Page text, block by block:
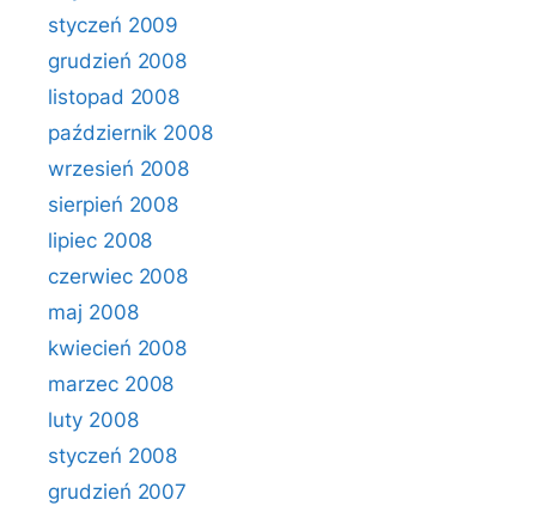
styczeń 2009
grudzień 2008
listopad 2008
październik 2008
wrzesień 2008
sierpień 2008
lipiec 2008
czerwiec 2008
maj 2008
kwiecień 2008
marzec 2008
luty 2008
styczeń 2008
grudzień 2007